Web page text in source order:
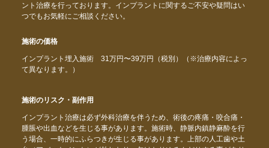
ント治療を行っております。インプラントに関するご不安や疑問はい
つでもお気軽にご相談ください。
施術の価格
インプラント埋入施術 31万円〜39万円（税別）（※治療内容によっ
て異なります。）
施術のリスク・副作用
インプラント治療は必ず外科治療を伴うため、術後の疼痛・咬合痛・
腫脹や出血などを生じる事があります。施術時、静脈内鎮静麻酔を行
う場合、一時的にふらつきが生じる事があります。上部の人工歯や土